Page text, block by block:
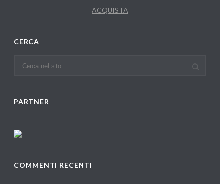
ACQUISTA
CERCA
PARTNER
COMMENTI RECENTI